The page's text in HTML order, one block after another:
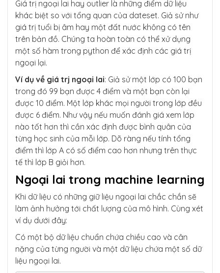
Giá trị ngoại lai hay outlier là những điểm dữ liệu
khác biệt so với tổng quan của dateset. Giả sử như
giá trị tuổi bị âm hay một đất nước không có tên
trên bản đồ. Chúng ta hoàn toàn có thể xử dụng
một số hàm trong python để xác định các giá trị
ngoại lại.
Ví dụ về giá trj ngoại lai: Giả sử một lớp có 100 bạn
trong đó 99 bạn được 4 điểm và một bạn còn lại
được 10 điểm. Một lớp khác mọi người trong lớp đều
được 6 điểm. Như vậy nếu muốn đánh giá xem lớp
nào tốt hơn thì cần xác định được bình quân của
từng học sinh của mỗi lớp. Dõ ràng nếu tính tổng
điểm thì lớp A có số điểm cao hơn nhưng trên thực
tế thì lớp B giỏi hơn.
Ngoại lai trong machine learning
Khi dữ liệu có những giữ liệu ngoại lai chắc chắn sẽ
làm ảnh hưởng tới chất lượng của mô hình. Cùng xét
ví dụ dưới đây:
Có một bộ dữ liệu chuẩn chứa chiều cao và cân
nặng của từng người và một dữ liệu chứa một số dữ
liệu ngoại lai.